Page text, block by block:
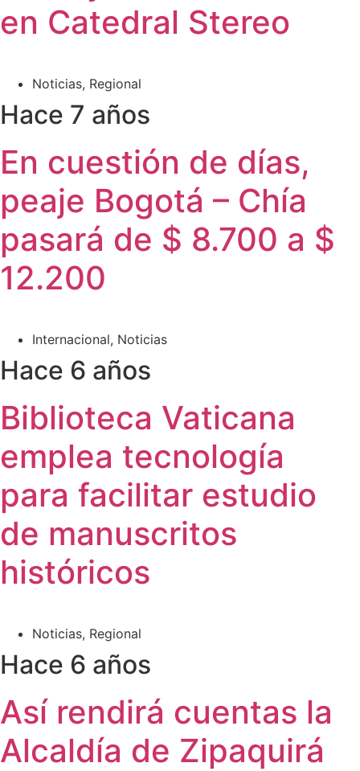
en Catedral Stereo
Noticias, Regional
Hace 7 años
En cuestión de días,
peaje Bogotá – Chía
pasará de $ 8.700 a $
12.200
Internacional, Noticias
Hace 6 años
Biblioteca Vaticana
emplea tecnología
para facilitar estudio
de manuscritos
históricos
Noticias, Regional
Hace 6 años
Así rendirá cuentas la
Alcaldía de Zipaquirá